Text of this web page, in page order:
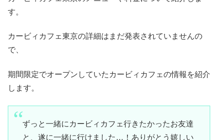
す。
カービィカフェ東京の詳細はまだ発表されていませんの
で、
期間限定でオープンしていたカービィカフェの情報を紹介
します。
ずっと一緒にカービィカフェ行きたかったお友達
と、遂に一緒に行けました…！ありがとう嬉しい